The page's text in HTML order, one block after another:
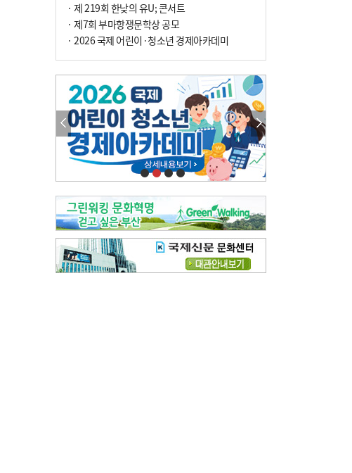
· 제 219회 한낮의 유U; 콘서트
· 제7회 부마항쟁문학상 공모
· 2026 국제 어린이·청소년 경제아카데미